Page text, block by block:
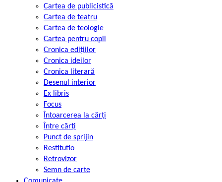
Cartea de publicistică
Cartea de teatru
Cartea de teologie
Cartea pentru copii
Cronica edițiilor
Cronica ideilor
Cronica literară
Desenul interior
Ex libris
Focus
Întoarcerea la cărți
Între cărți
Punct de sprijin
Restitutio
Retrovizor
Semn de carte